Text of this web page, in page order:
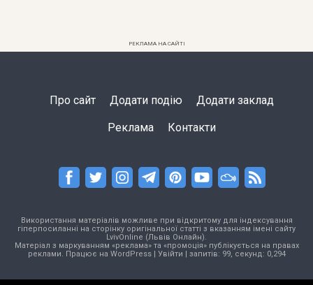
РЕКЛАМА НА САЙТІ
Про сайт Додати подію Додати заклад
Реклама Контакти
Використання матеріалів можливе при відкритому для індексування
гіперпосиланні на сторінку оригінальної статті з вказанням імені сайту
LvivOnline (Львів Онлайн).
Матеріал з маркуванням «реклама» та «промоція» публікується на правах
реклами. Працює на WordPress| Увійти | запитів: 99, секунд: 0,294